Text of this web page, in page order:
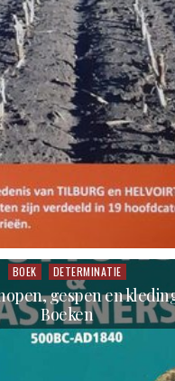
Posted in
BOEK DETERMINATIE
gespen en
Boeken